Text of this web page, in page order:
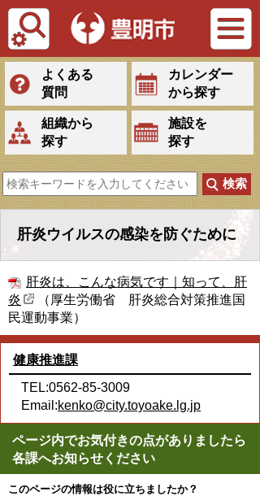
Tiếng Việt
よくある
質問
カレンダー
から探す
組織から
探す
施設を
探す
肝炎ウイルスの感染を防ぐために
肝炎は、こんな病気です｜知って、肝
炎
（厚生労働省 肝炎総合対策推進国
民運動事業）
健康推進課
TEL:0562-85-3009
Email:kenko@city.toyoake.lg.jp
ページ内でお気付きの点がありましたら
各課へお知らせください
このページの情報は役に立ちましたか？